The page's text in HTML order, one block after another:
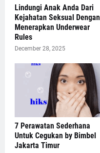
Lindungi Anak Anda Dari
Kejahatan Seksual Dengan
Menerapkan Underwear
Rules
December 28, 2025
7 Perawatan Sederhana
Untuk Cegukan by Bimbel
Jakarta Timur